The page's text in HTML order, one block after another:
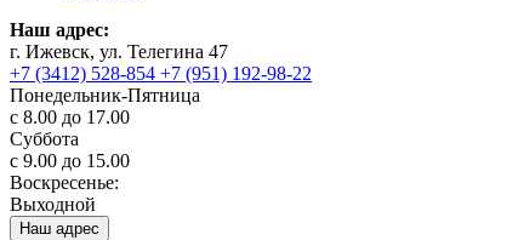
Наш адрес:
г. Ижевск, ул. Телегина 47
+7 (3412) 528-854 +7 (951) 192-98-22
Понедельник-Пятница
с 8.00 до 17.00
Суббота
с 9.00 до 15.00
Воскресенье:
Выходной
Наш адрес